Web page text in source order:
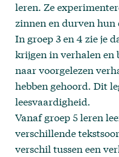
leren. Ze
zinnen en durven hun
In groep 3 en 4 zie je
krijgen in verhalen en
naar voorgelezen
hebben gehoord. Dit
leesvaardigheid.
Vanaf groep 5 leren
verschillende
verschil tussen een